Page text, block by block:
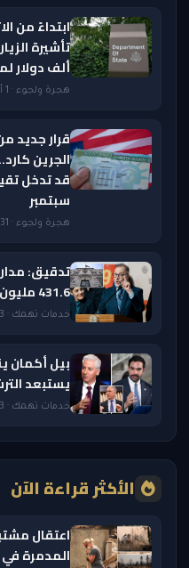
ابتداءً من
ألف دولار
هجرة ولجوء · 1 أغسطس 2026 — 9:23 AM
قرار جديد
الجرين
سبتمبر
هجرة ولجوء · 31 يوليو 2026 — 8:19 AM
تدقيق:
431.6 مليون دولار من «ميديكيد
خدمات تهمك · 23 يوليو 2026 — 9:06 PM
بيل أكمان
يستبعد
خدمات تهمك · 23 يوليو 2026 — 5:35 PM
الأكثر قراءة الآن
اعتقال
المدمرة